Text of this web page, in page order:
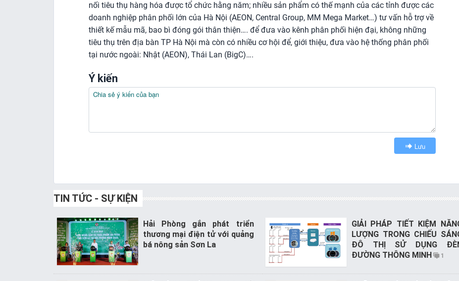
nối tiêu thụ hàng hóa được tổ chức hằng năm; nhiều sản phẩm có thế mạnh của các tỉnh được các
doanh nghiệp phân phối lớn của Hà Nội (AEON, Central Group, MM Mega Market…) tư vấn hỗ trợ về
thiết kế mẫu mã, bao bì đóng gói thân thiện…. để đưa vào kênh phân phối hiện đại, không những
tiêu thụ trên địa bàn TP Hà Nội mà còn có nhiều cơ hội để, giới thiệu, đưa vào hệ thống phân phối
tại nước ngoài: Nhật (AEON), Thái Lan (BigC)….
Ý kiến
Lưu
TIN TỨC - SỰ KIỆN
Hải Phòng gắn phát triển
thương mại điện tử với quảng
bá nông sản Sơn La
GIẢI PHÁP TIẾT KIỆM
LƯỢNG TRONG CHIẾU
ĐÔ THỊ SỬ DỤNG
ĐƯỜNG THÔNG MINH
1